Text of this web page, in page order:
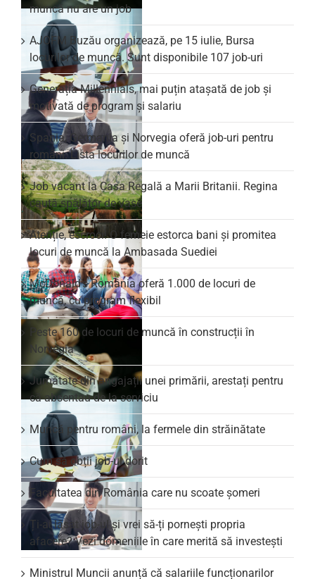
muncă nu are un job
AJOFM Buzău organizează, pe 15 iulie, Bursa
locurilor de muncă. Sunt disponibile 107 job-uri
Generația Millennials, mai puțin atașată de job și
motivată de program și salariu
Spania, Germania și Norvegia oferă job-uri pentru
români. Lista locurilor de muncă
Job vacant la Casa Regală a Marii Britanii. Regina
caută spălător de vase
Atenție, escroci! O femeie estorca bani și promitea
locuri de muncă la Ambasada Suediei
McDonald’s România oferă 1.000 de locuri de
muncă, cu program flexibil
Peste 160 de locuri de muncă în construcții în
Norvegia
Jumătate din angajații unei primării, arestați pentru
că absentau de la serviciu
Muncă pentru români, la fermele din străinătate
Cum să obții job-ul dorit
Facultatea din România care nu scoate şomeri
Ți-ai lăsat job-ul și vrei să-ți pornești propria
afacere? Vezi domeniile în care merită să investești
Ministrul Muncii anunță că salariile funcționarilor